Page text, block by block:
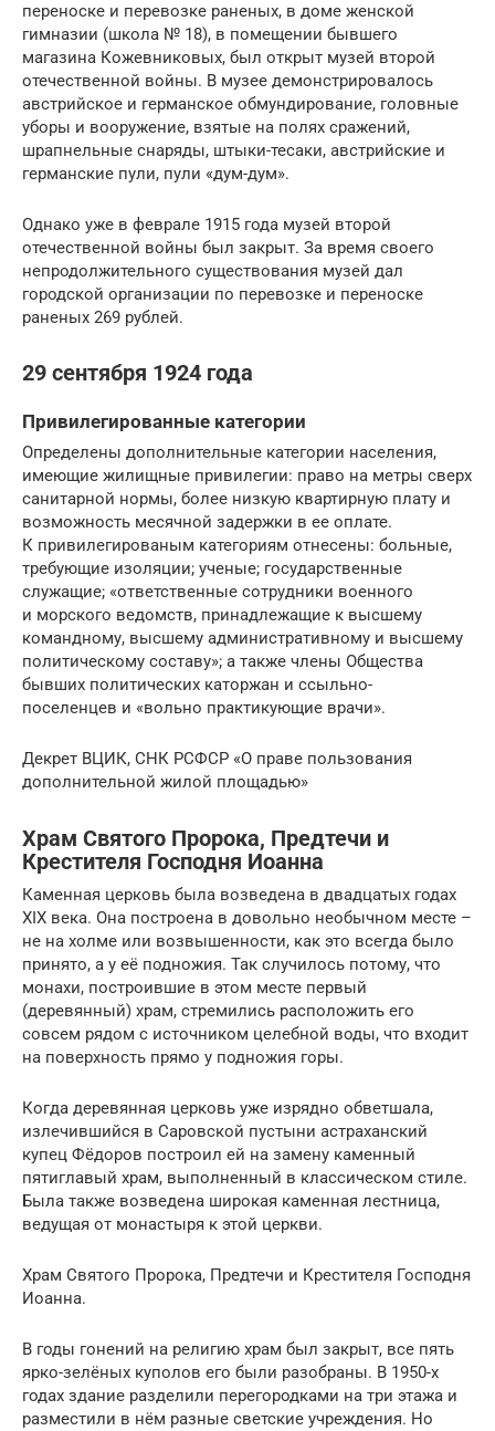
переноске и перевозке раненых, в доме женской
гимназии (школа № 18), в помещении бывшего
магазина Кожевниковых, был открыт музей второй
отечественной войны. В музее демонстрировалось
австрийское и германское обмундирование, головные
уборы и вооружение, взятые на полях сражений,
шрапнельные снаряды, штыки-тесаки, австрийские и
германские пули, пули «дум-дум».
Однако уже в феврале 1915 года музей второй
отечественной войны был закрыт. За время своего
непродолжительного существования музей дал
городской организации по перевозке и переноске
раненых 269 рублей.
29 сентября 1924 года
Привилегированные категории
Определены дополнительные категории населения,
имеющие жилищные привилегии: право на метры сверх
санитарной нормы, более низкую квартирную плату и
возможность месячной задержки в ее оплате.
К привилегированым категориям отнесены: больные,
требующие изоляции; ученые; государственные
служащие; «ответственные сотрудники военного
и морского ведомств, принадлежащие к высшему
командному, высшему административному и высшему
политическому составу»; а также члены Общества
бывших политических каторжан и ссыльно-
поселенцев и «вольно практикующие врачи».
Декрет ВЦИК, СНК РСФСР «О праве пользования
дополнительной жилой площадью»
Храм Святого Пророка, Предтечи и
Крестителя Господня Иоанна
Каменная церковь была возведена в двадцатых годах
XIX века. Она построена в довольно необычном месте –
не на холме или возвышенности, как это всегда было
принято, а у её подножия. Так случилось потому, что
монахи, построившие в этом месте первый
(деревянный) храм, стремились расположить его
совсем рядом с источником целебной воды, что входит
на поверхность прямо у подножия горы.
Когда деревянная церковь уже изрядно обветшала,
излечившийся в Саровской пустыни астраханский
купец Фёдоров построил ей на замену каменный
пятиглавый храм, выполненный в классическом стиле.
Была также возведена широкая каменная лестница,
ведущая от монастыря к этой церкви.
Храм Святого Пророка, Предтечи и Крестителя Господня
Иоанна.
В годы гонений на религию храм был закрыт, все пять
ярко-зелёных куполов его были разобраны. В 1950-х
годах здание разделили перегородками на три этажа и
разместили в нём разные светские учреждения. Но